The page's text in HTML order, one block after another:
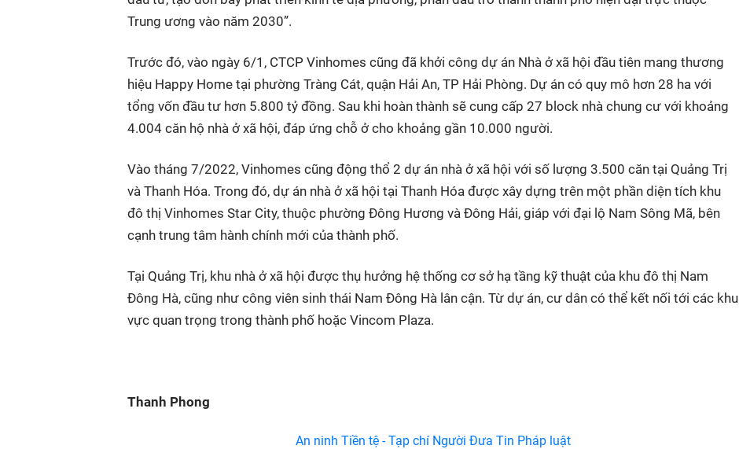
Trung ương vào năm 2030”.
Trước đó, vào ngày 6/1, CTCP Vinhomes cũng đã khởi công dự án Nhà ở xã hội đầu tiên mang thương
hiệu Happy Home tại phường Tràng Cát, quận Hải An, TP Hải Phòng. Dự án có quy mô hơn 28 ha với
tổng vốn đầu tư hơn 5.800 tỷ đồng. Sau khi hoàn thành sẽ cung cấp 27 block nhà chung cư với khoảng
4.004 căn hộ nhà ở xã hội, đáp ứng chỗ ở cho khoảng gần 10.000 người.
Vào tháng 7/2022, Vinhomes cũng động thổ 2 dự án nhà ở xã hội với số lượng 3.500 căn tại Quảng Trị
và Thanh Hóa. Trong đó, dự án nhà ở xã hội tại Thanh Hóa được xây dựng trên một phần diện tích khu
đô thị Vinhomes Star City, thuộc phường Đông Hương và Đông Hải, giáp với đại lộ Nam Sông Mã, bên
cạnh trung tâm hành chính mới của thành phố.
Tại Quảng Trị, khu nhà ở xã hội được thụ hưởng hệ thống cơ sở hạ tầng kỹ thuật của khu đô thị Nam
Đông Hà, cũng như công viên sinh thái Nam Đông Hà lân cận. Từ dự án, cư dân có thể kết nối tới các khu
vực quan trọng trong thành phố hoặc Vincom Plaza.
Thanh Phong
An ninh Tiền tệ - Tạp chí Người Đưa Tin Pháp luật